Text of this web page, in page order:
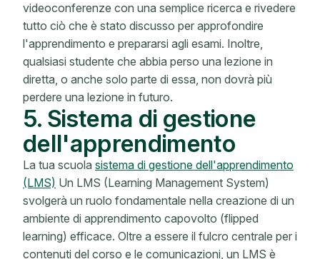
videoconferenze con una semplice ricerca e rivedere
tutto ciò che è stato discusso per approfondire
l'apprendimento e prepararsi agli esami. Inoltre,
qualsiasi studente che abbia perso una lezione in
diretta, o anche solo parte di essa, non dovrà più
perdere una lezione in futuro.
5. Sistema di gestione
dell'apprendimento
La tua scuola sistema di gestione dell'apprendimento
(LMS) Un LMS (Learning Management System)
svolgerà un ruolo fondamentale nella creazione di un
ambiente di apprendimento capovolto (flipped
learning) efficace. Oltre a essere il fulcro centrale per i
contenuti del corso e le comunicazioni, un LMS è